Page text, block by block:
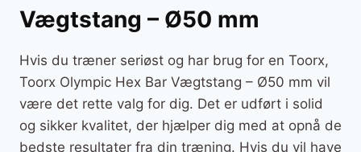
Vægtstang – Ø50 mm
Hvis du træner seriøst og har brug for en Toorx,
Toorx Olympic Hex Bar Vægtstang – Ø50 mm vil
være det rette valg for dig. Det er udført i solid
og sikker kvalitet, der hjælper dig med at opnå de
bedste resultater fra din træning. Hvis du vil have